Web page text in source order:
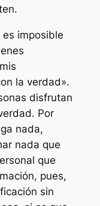
imposible
la verdad».
disfrutan
Por
nada,
nada que
que
pues,
sin